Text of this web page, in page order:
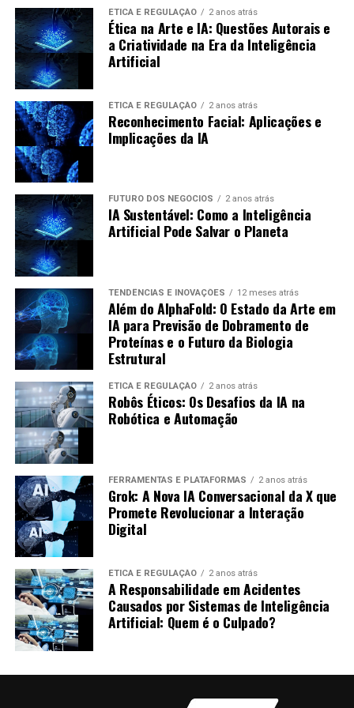
monitoram essas plataformas para adaptar
rapidamente suas estratégias e ofertas. A interação com
influenciadores e criadores de conteúdo também ajuda a
estabelecer autenticidade e criar tendências.
incluem:
Integração com Outras Mídias:Podcasts podem
ser integrados com vídeo e texto, criando
experiências mais ricas.
Uso de Dados:
A personalização do conteúdo com
base nos dados dos ouvintes deve crescer.
Interatividade:
podcasts pode tornar a produção mais envolvente.
Estudo de Caso: Sucesso com
Podcasts Gerados por IA
Um excelente exemplo de sucesso é o podcast “AI
Revolution”, que utiliza ferramentas de IA para gerar
conceitos e episódios. O resultado foi:
Crescimento Rápido:
Conteúdo Engajador:Os ouvintes se sentiram
conectados, levando a uma alta taxa de interação.
Baixo Custo de Produção:
manter os custos baixos ao usar IA para
automatizar a produção.
Dicas para Começar a Usar IA na
Produção de Podcasts
Para quem deseja iniciar, aqui estão algumas dicas:
Pesquise Ferramentas:Encontre as melhores
ferramentas que se adequem ao seu estilo e
ÉTICA E REGULAÇÃO 2 anos atrás
Ética na Arte e IA: Questões Autorais e
a Criatividade na Era da Inteligência
Artificial
ÉTICA E REGULAÇÃO 2 anos atrás
Reconhecimento Facial: Aplicações e
Implicações da IA
FUTURO DOS NEGÓCIOS 2 anos atrás
IA Sustentável: Como a Inteligência
Artificial Pode Salvar o Planeta
TENDÊNCIAS E INOVAÇÕES 12 meses atrás
Além do AlphaFold: O Estado da Arte em
IA para Previsão de Dobramento de
Proteínas e o Futuro da Biologia
Estrutural
ÉTICA E REGULAÇÃO 2 anos atrás
Robôs Éticos: Os Desafios da IA na
Robótica e Automação
FERRAMENTAS E PLATAFORMAS 2 anos atrás
Grok: A Nova IA Conversacional da X que
Promete Revolucionar a Interação
Digital
ÉTICA E REGULAÇÃO 2 anos atrás
A Responsabilidade em Acidentes
Causados por Sistemas de Inteligência
Artificial: Quem é o Culpado?